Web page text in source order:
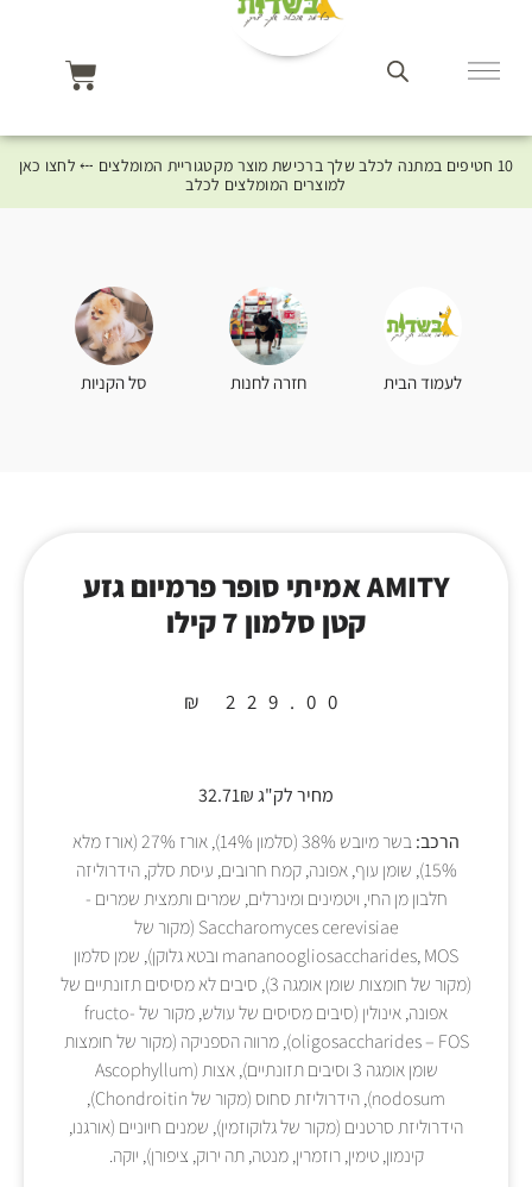
10 חטיפים במתנה לכלב שלך ברכישת מוצר מקטגוריית המומלצים ⤎ לחצו כאן
למוצרים המומלצים לכלב
לעמוד הבית חזרה לחנות סל הקניות
AMITY אמיתי סופר פרמיום גזע
קטן סלמון 7 קילו
₪ 229.00
מחיר לק"ג 32.71₪
הרכב:
בשר מיובש 38% (סלמון 14%), אורז 27% (אורז מלא
15%), שומן עוף, אפונה, קמח חרובים, עיסת סלק, הידרוליזה
חלבון מן החי, ויטמינים ומינרלים, שמרים ותמצית שמרים -
Saccharomyces cerevisiae (מקור של
mananoogliosaccharides, MOS ובטא גלוקן), שמן סלמון
(מקור של חומצות שומן אומגה 3), סיבים לא מסיסים תזונתיים של
אפונה, אינולין (סיבים מסיסים של עולש, מקור של fructo-
oligosaccharides – FOS), מרווה הספניקה (מקור של חומצות
שומן אומגה 3 וסיבים תזונתיים), אצות (Ascophyllum
nodosum), הידרוליזת סחוס (מקור של Chondroitin),
הידרוליזת סרטנים (מקור של גלוקוזמין), שמנים חיוניים (אורגנו,
קינמון, טימין, רוזמרין, מנטה, תה ירוק, ציפורן), יוקה.